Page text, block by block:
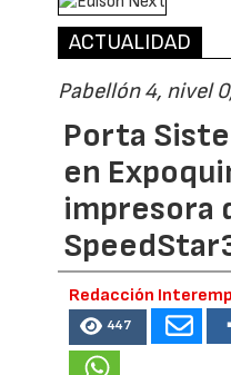
ACTUALIDAD
Pabellón 4, nivel
Porta
en
impresora
Redacción
447